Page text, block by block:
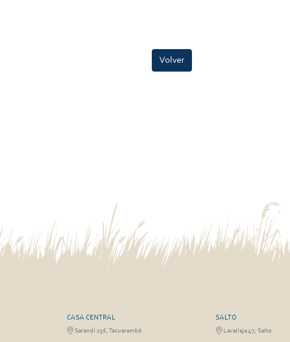
Volver
CASA CENTRAL
Sarandí 236, Tacuarembó
SALTO
Lavalleja 47, Salto